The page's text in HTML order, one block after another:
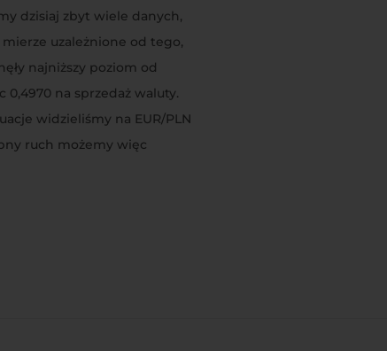
dzisiaj zbyt wiele danych,
uzależnione od tego,
najniższy poziom od
na sprzedaż waluty.
widzieliśmy na EUR/PLN
ruch możemy więc